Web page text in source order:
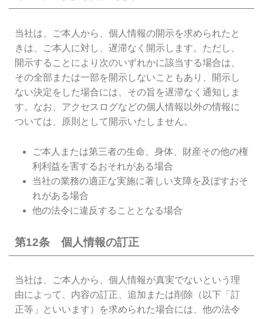
当社は、ご本人から、個人情報の開示を求められたと
きは、ご本人に対し、遅滞なく開示します。ただし、
開示することにより次のいずれかに該当する場合は、
その全部または一部を開示しないこともあり、開示し
ない決定をした場合には、その旨を遅滞なく通知しま
す。なお、アクセスログなどの個人情報以外の情報に
ついては、原則として開示いたしません。
ご本人または第三者の生命、身体、財産その他の権
利利益を害するおそれがある場合
当社の業務の適正な実施に著しい支障を及ぼすおそ
れがある場合
他の法令に違反することとなる場合
第12条 個人情報の訂正
当社は、ご本人から、個人情報が真実でないという理
由によって、内容の訂正、追加または削除（以下「訂
正等」といいます）を求められた場合には、他の法令